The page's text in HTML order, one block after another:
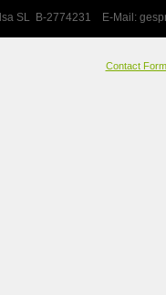
SL B-2774231 E-Mail:
Contact Form